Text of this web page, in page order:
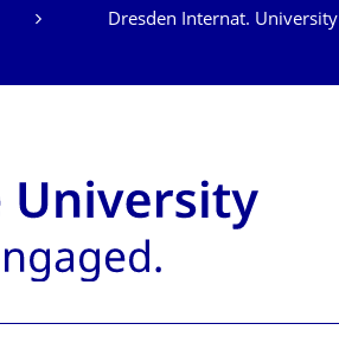
Dresden Internat. University